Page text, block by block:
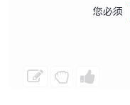
您必须